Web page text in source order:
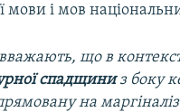
мови і мов
що в
спадщиниз боку
на